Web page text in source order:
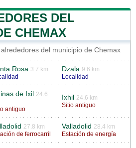
DEL
CHEMAX
del municipio de Chemax
Rosa 3.7 km
Dzala 9.6 km
Localidad
de Ixil 24.6
antiguo
Ixhil 24.6 km
Sitio antiguo
27.8 km
de ferrocarril
Valladolid 28.4 km
Estación de energía